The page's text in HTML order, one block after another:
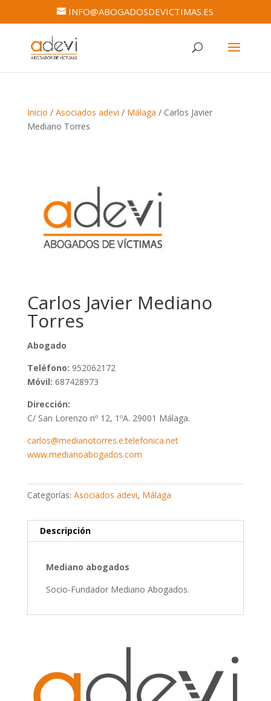
INFO@ABOGADOSDEVICTIMAS.ES
Inicio / Asociados adevi / Málaga / Carlos Javier
Mediano Torres
Carlos Javier Mediano
Torres
Abogado
Teléfono: 952062172
Móvil: 687428973
Dirección:
C/ San Lorenzo nº 12, 1ºA. 29001 Málaga.
carlos@medianotorres.e.telefonica.net
www.medianoabogados.com
Categorías: Asociados adevi, Málaga
Descripción
Mediano abogados
Socio-Fundador Mediano Abogados.